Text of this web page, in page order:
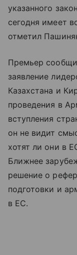
указанного
сегодня имеет
отметил
Премьер
заявление
Казахстана и
проведения в
вступления
он не видит
хотят ли они в
Ближнее
решение о
подготовки и
в ЕС.